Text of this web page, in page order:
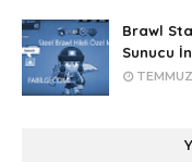
Brawl
Sunucu